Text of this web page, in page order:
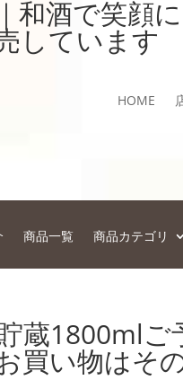
和酒で笑顔
しています
HOME
商品一覧 商品カテゴリ
蔵1800mlご
買い物はそ